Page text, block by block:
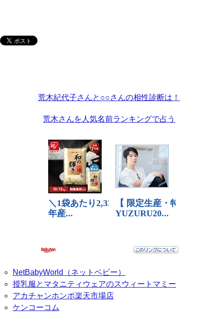
荒木紀代子さんと○○さんの相性診断は！
荒木さんを人気名前ランキングで占う
NetBabyWorld（ネットベビー）
授乳服とマタニティウェアのスウィートマミー
アカチャンホンポ楽天市場店
ケンコーコム